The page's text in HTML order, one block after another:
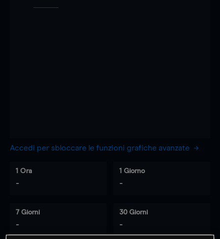
Accedi per sbloccare le funzioni grafiche avanzate
1 Ora
-
1 Giorno
-
7 Giorni
-
30 Giorni
-